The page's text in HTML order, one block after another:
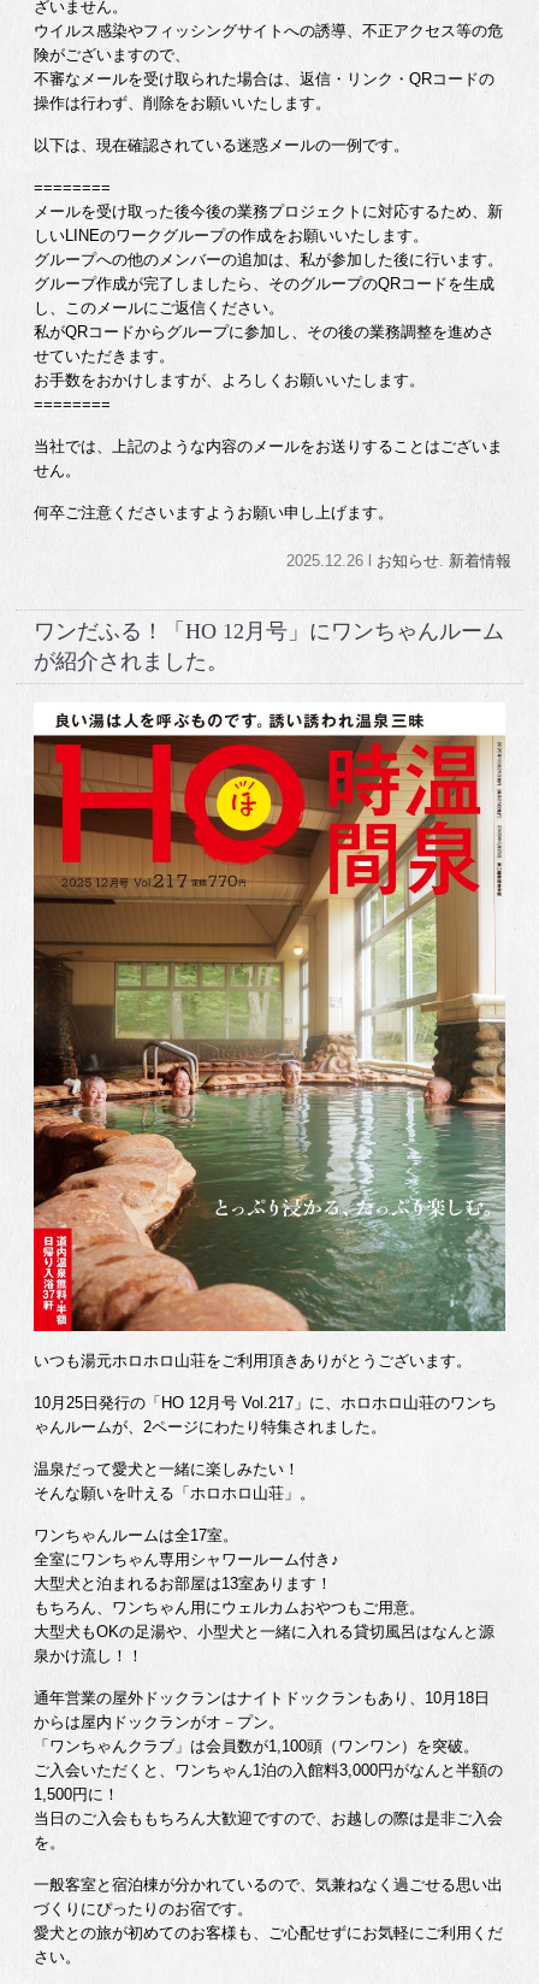
ざいません。
ウイルス感染やフィッシングサイトへの誘導、不正アクセス等の危
険がございますので、
不審なメールを受け取られた場合は、返信・リンク・QRコードの
操作は行わず、削除をお願いいたします。
以下は、現在確認されている迷惑メールの一例です。
========
メールを受け取った後今後の業務プロジェクトに対応するため、新
しいLINEのワークグループの作成をお願いいたします。
グループへの他のメンバーの追加は、私が参加した後に行います。
グループ作成が完了しましたら、そのグループのQRコードを生成
し、このメールにご返信ください。
私がQRコードからグループに参加し、その後の業務調整を進めさ
せていただきます。
お手数をおかけしますが、よろしくお願いいたします。
========
当社では、上記のような内容のメールをお送りすることはございま
せん。
何卒ご注意くださいますようお願い申し上げます。
2025.12.26 l お知らせ. 新着情報
ワンだふる！「HO 12月号」にワンちゃんルーム
が紹介されました。
いつも湯元ホロホロ山荘をご利用頂きありがとうございます。
10月25日発行の「HO 12月号 Vol.217」に、ホロホロ山荘のワンち
ゃんルームが、2ページにわたり特集されました。
温泉だって愛犬と一緒に楽しみたい！
そんな願いを叶える「ホロホロ山荘」。
ワンちゃんルームは全17室。
全室にワンちゃん専用シャワールーム付き♪
大型犬と泊まれるお部屋は13室あります！
もちろん、ワンちゃん用にウェルカムおやつもご用意。
大型犬もOKの足湯や、小型犬と一緒に入れる貸切風呂はなんと源
泉かけ流し！！
通年営業の屋外ドックランはナイトドックランもあり、10月18日
からは屋内ドックランがオ－プン。
「ワンちゃんクラブ」は会員数が1,100頭（ワンワン）を突破。
ご入会いただくと、ワンちゃん1泊の入館料3,000円がなんと半額の
1,500円に！
当日のご入会ももちろん大歓迎ですので、お越しの際は是非ご入会
を。
一般客室と宿泊棟が分かれているので、気兼ねなく過ごせる思い出
づくりにぴったりのお宿です。
愛犬との旅が初めてのお客様も、ご心配せずにお気軽にご利用くだ
さい。